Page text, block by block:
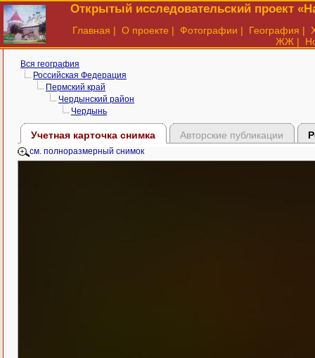
Открытый исследовательский проект
Главная | О проекте | Фотографии | География |
ЖЖ |
Вся география
Российская Федерация
Пермский край
Чердынский район
Чердынь
Учетная карточка снимка Авторские публикации
см. полноразмерный снимок